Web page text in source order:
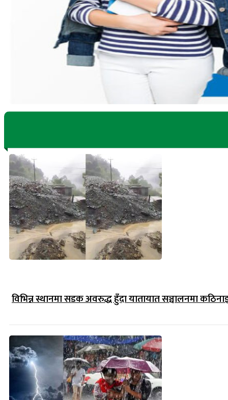
विभिन्न स्थानमा सडक अवरुद्ध हुँदा यातायात सञ्चालनमा